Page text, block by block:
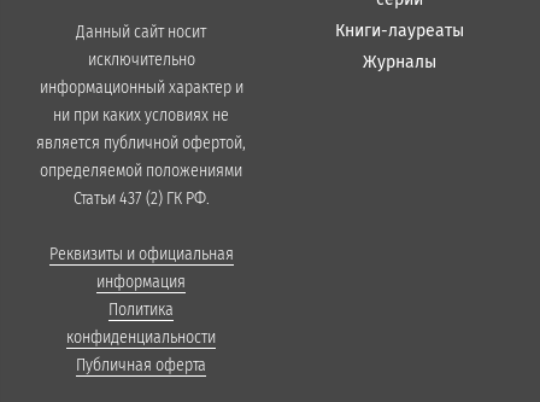
Данный сайт носит
исключительно
информационный характер и
ни при каких условиях не
является публичной офертой,
определяемой положениями
Статьи 437 (2) ГК РФ.
Реквизиты и официальная
информация
Политика
конфиденциальности
Публичная оферта
Книги-лауреаты
Журналы